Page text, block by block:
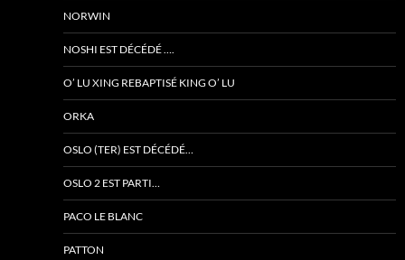
NORWIN
NOSHI EST DÉCÉDÉ ….
O’ LU XING REBAPTISÉ KING O’ LU
ORKA
OSLO (TER) EST DÉCÉDÉ…
OSLO 2 EST PARTI…
PACO LE BLANC
PATTON